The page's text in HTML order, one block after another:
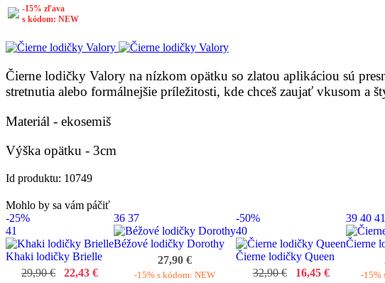
-15% zľava
s kódom: NEW
Čierne lodičky Valory na nízkom opätku so zlatou aplikáciou sú
stretnutia alebo formálnejšie príležitosti, kde chceš zaujať vkusom a
Materiál - ekosemiš
Výška opätku - 3cm
Id produktu: 10749
Mohlo by sa vám páčiť
-25%
41
Khaki lodičky Brielle
29,90 €
22,43 €
36 37
Béžové lodičky Dorothy
27,90 €
-15% s kódom: NEW
-50%
40
Čierne lodičky Queen
32,90 €
16,45 €
39 40 41
Čierne
-15%